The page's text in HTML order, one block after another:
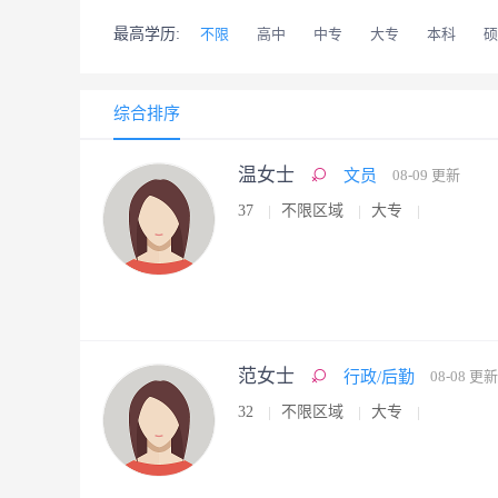
最高学历: 不限 高中 中专 大专 本科
综合排序
温女士 文员 08-09 更新
37 不限区域 大专
范女士 行政/后勤 08-08 更新
32 不限区域 大专